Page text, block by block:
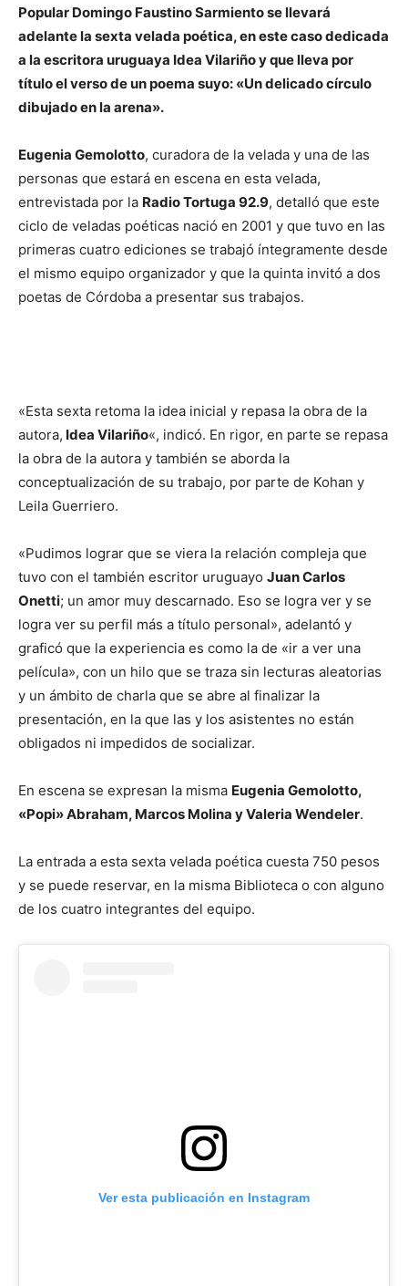
Popular Domingo Faustino Sarmiento se llevará
adelante la sexta velada poética, en este caso dedicada
a la escritora uruguaya Idea Vilariño y que lleva por
título el verso de un poema suyo: «Un delicado círculo
dibujado en la arena».
Eugenia Gemolotto, curadora de la velada y una de las
personas que estará en escena en esta velada,
entrevistada por la Radio Tortuga 92.9, detalló que este
ciclo de veladas poéticas nació en 2001 y que tuvo en las
primeras cuatro ediciones se trabajó íntegramente desde
el mismo equipo organizador y que la quinta invitó a dos
poetas de Córdoba a presentar sus trabajos.
«Esta sexta retoma la idea inicial y repasa la obra de la
autora, Idea Vilariño«, indicó. En rigor, en parte se repasa
la obra de la autora y también se aborda la
conceptualización de su trabajo, por parte de Kohan y
Leila Guerriero.
«Pudimos lograr que se viera la relación compleja que
tuvo con el también escritor uruguayo Juan Carlos
Onetti; un amor muy descarnado. Eso se logra ver y se
logra ver su perfil más a título personal», adelantó y
graficó que la experiencia es como la de «ir a ver una
película», con un hilo que se traza sin lecturas aleatorias
y un ámbito de charla que se abre al finalizar la
presentación, en la que las y los asistentes no están
obligados ni impedidos de socializar.
En escena se expresan la misma Eugenia Gemolotto,
«Popi» Abraham, Marcos Molina y Valeria Wendeler.
La entrada a esta sexta velada poética cuesta 750 pesos
y se puede reservar, en la misma Biblioteca o con alguno
de los cuatro integrantes del equipo.
Ver esta publicación en Instagram